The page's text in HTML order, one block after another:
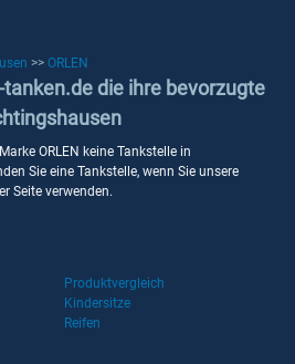
>> ORLEN
tanken.de die ihre bevorzugte
ORLEN keine Tankstelle in
Sie eine Tankstelle, wenn Sie unsere
Seite verwenden.
Produktvergleich
Kindersitze
Reifen